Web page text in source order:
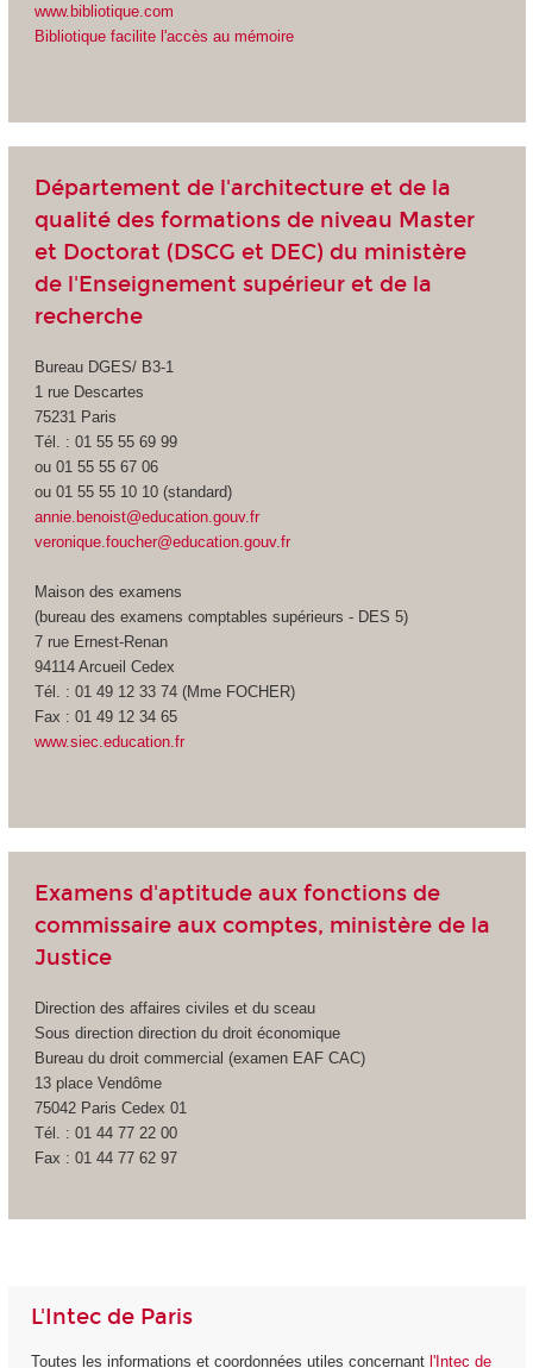
www.bibliotique.com
Bibliotique facilite l'accès au mémoire
Département de l'architecture et de la
qualité des formations de niveau Master
et Doctorat (DSCG et DEC) du ministère
de l'Enseignement supérieur et de la
recherche
Bureau DGES/ B3-1
1 rue Descartes
75231 Paris
Tél. : 01 55 55 69 99
ou 01 55 55 67 06
ou 01 55 55 10 10 (standard)
annie.benoist@education.gouv.fr
veronique.foucher@education.gouv.fr
Maison des examens
(bureau des examens comptables supérieurs - DES 5)
7 rue Ernest-Renan
94114 Arcueil Cedex
Tél. : 01 49 12 33 74 (Mme FOCHER)
Fax : 01 49 12 34 65
www.siec.education.fr
Examens d'aptitude aux fonctions de
commissaire aux comptes, ministère de la
Justice
Direction des affaires civiles et du sceau
Sous direction direction du droit économique
Bureau du droit commercial (examen EAF CAC)
13 place Vendôme
75042 Paris Cedex 01
Tél. : 01 44 77 22 00
Fax : 01 44 77 62 97
L'Intec de Paris
Toutes les informations et coordonnées utiles concernant l'Intec de